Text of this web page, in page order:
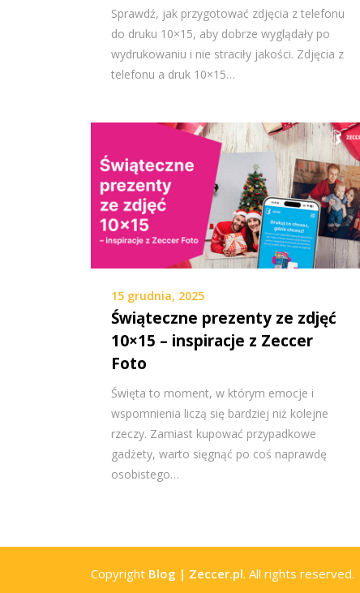
Sprawdź, jak przygotować zdjęcia z telefonu
do druku 10×15, aby dobrze wyglądały po
wydrukowaniu i nie straciły jakości. Zdjęcia z
telefonu a druk 10×15…
15 grudnia, 2025
Świąteczne prezenty ze zdjęć
10×15 – inspiracje z Zeccer
Foto
Święta to moment, w którym emocje i
wspomnienia liczą się bardziej niż kolejne
rzeczy. Zamiast kupować przypadkowe
gadżety, warto sięgnąć po coś naprawdę
osobistego…
Copyright Blog | Zeccer.pl. All rights reserved.